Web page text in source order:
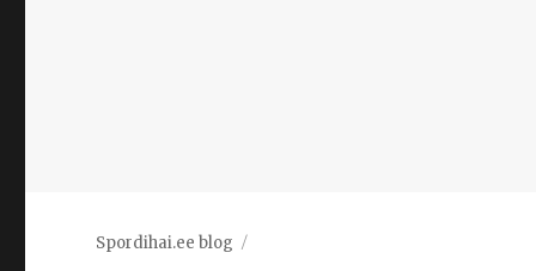
Spordihai.ee blog